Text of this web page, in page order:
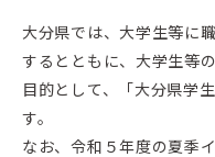
大分県では、大学生等に
するとともに、大学生等
目的として、「大分県学
す。
なお、令和５年度の夏季